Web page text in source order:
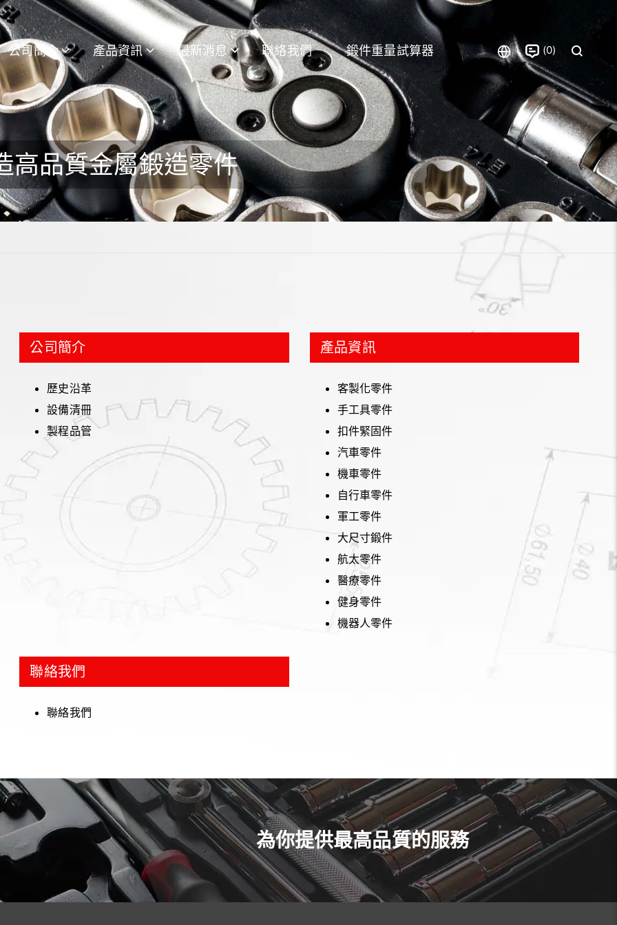
公司簡介 產品資訊 最新消息 聯絡我們 鍛件重量試算器 0
高品質金屬鍛造零件
公司簡介
歷史沿革
設備清冊
製程品管
產品資訊
客製化零件
手工具零件
扣件緊固件
汽車零件
機車零件
自行車零件
軍工零件
大尺寸鍛件
航太零件
醫療零件
健身零件
機器人零件
聯絡我們
聯絡我們
為你提供最高品質的服務